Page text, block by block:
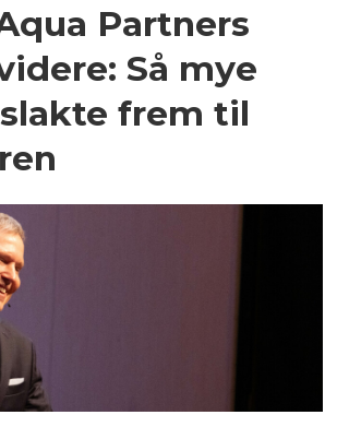
Partners
Så mye
frem til